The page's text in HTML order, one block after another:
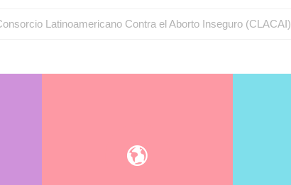
Latinoamericano Contra el Aborto Inseguro (CLACAI)